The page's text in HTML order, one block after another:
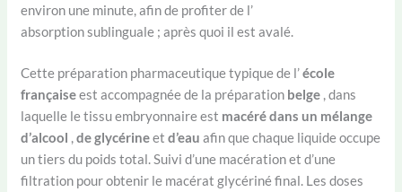
environ une minute, afin de profiter de l’
absorption sublinguale ; après quoi il est avalé.
Cette préparation pharmaceutique typique de l’école
françaiseest accompagnée de la préparation belge , dans
laquelle le tissu embryonnaire est macéré dans un mélange
d’alcool ,de glycérineetd’eau afin que chaque liquide occupe
un tiers du poids total. Suivi d’une macération et d’une
filtration pour obtenir le macérat glycériné final. Les doses